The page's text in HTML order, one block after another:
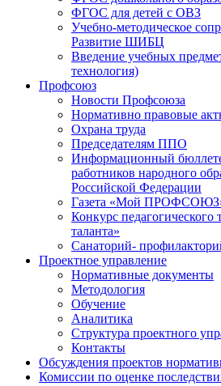
ФГОС для детей с ОВЗ
Учебно-методическое
Развитие ШИБЦ
Введение учебных
технология)
Профсоюз
Новости Профсоюза
Нормативно правовые
Охрана труда
Председателям ППО
Информационный
работников народного
Российской Федерации
Газета «Мой
Конкурс педагогического
таланта»
Санаторий-
Проектное управление
Нормативные документы
Методология
Обучение
Аналитика
Структура проектного
Контакты
Обсуждения проектов
Комиссии по оценке